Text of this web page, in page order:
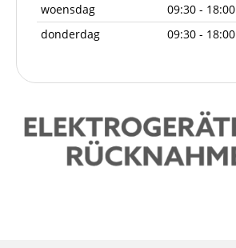
woensdag
09:30 - 18:00
donderdag
09:30 - 18:00